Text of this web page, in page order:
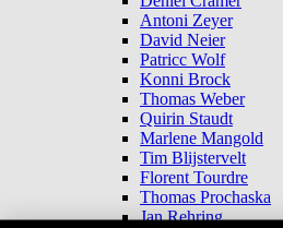
Antoni Zeyer
David Neier
Patricc Wolf
Konni Brock
Thomas Weber
Quirin Staudt
Marlene Mangold
Tim Blijstervelt
Florent Tourdre
Thomas Prochaska
Jan Rehring